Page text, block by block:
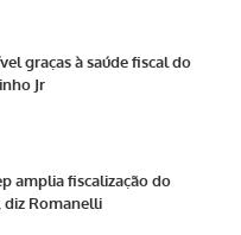
graças à saúde fiscal do
Jr
amplia fiscalização do
diz Romanelli